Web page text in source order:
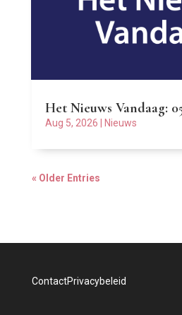
Het Nieuws Vandaag:
Aug 5, 2026 Nieuws
« Older Entries
ContactPrivacybeleid